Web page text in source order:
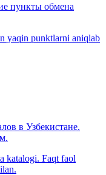
пункты обмена
yaqin punktlarni aniqlab
в Узбекистане.
katalogi. Faqt faol